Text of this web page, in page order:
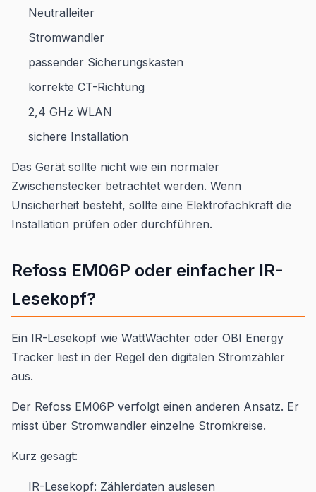
Neutralleiter
Stromwandler
passender Sicherungskasten
korrekte CT-Richtung
2,4 GHz WLAN
sichere Installation
Das Gerät sollte nicht wie ein normaler
Zwischenstecker betrachtet werden. Wenn
Unsicherheit besteht, sollte eine Elektrofachkraft die
Installation prüfen oder durchführen.
Refoss EM06P oder einfacher IR-
Lesekopf?
Ein IR-Lesekopf wie WattWächter oder OBI Energy
Tracker liest in der Regel den digitalen Stromzähler
aus.
Der Refoss EM06P verfolgt einen anderen Ansatz. Er
misst über Stromwandler einzelne Stromkreise.
Kurz gesagt:
IR-Lesekopf: Zählerdaten auslesen